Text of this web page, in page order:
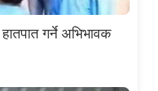
हातपात गर्ने अभिभावक